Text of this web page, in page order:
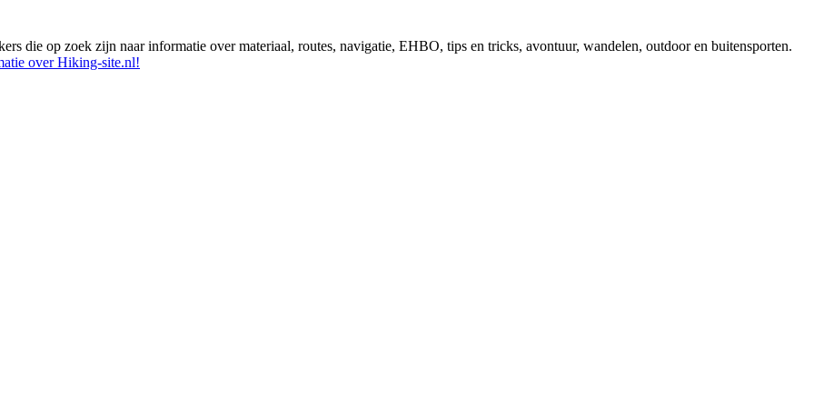
die op zoek zijn naar informatie over materiaal, routes, navigatie, EHBO, tips en tricks, avontuur, wandelen, outdoor en buitensporten.
over Hiking-site.nl!